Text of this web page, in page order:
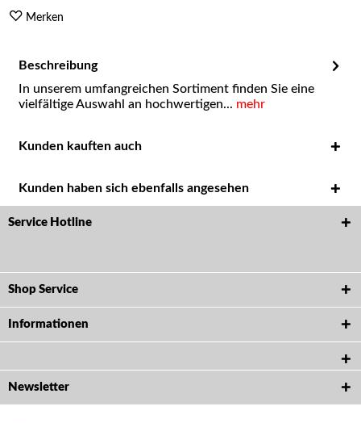
Merken
Beschreibung
In unserem umfangreichen Sortiment finden Sie eine
vielfältige Auswahl an hochwertigen... mehr
Kunden kauften auch
Kunden haben sich ebenfalls angesehen
Service Hotline
Shop Service
Informationen
Newsletter